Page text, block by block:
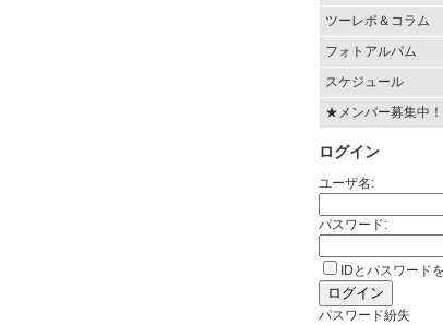
ツーレポ＆コラム
フォトアルバム
スケジュール
★メンバー募集中！
ログイン
ユーザ名:
パスワード:
IDとパスワード
パスワード紛失